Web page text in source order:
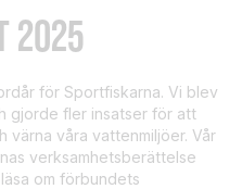
2025
för Sportfiskarna. Vi blev
gjorde fler insatser för att
värna våra vattenmiljöer. Vår
verksamhetsberättelse
om förbundets